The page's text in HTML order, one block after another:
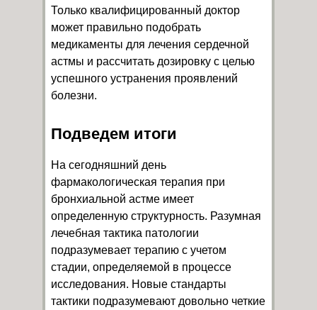
Только квалифицированный доктор
может правильно подобрать
медикаменты для лечения сердечной
астмы и рассчитать дозировку с целью
успешного устранения проявлений
болезни.
Подведем итоги
На сегодняшний день
фармакологическая терапия при
бронхиальной астме имеет
определенную структурность. Разумная
лечебная тактика патологии
подразумевает терапию с учетом
стадии, определяемой в процессе
исследования. Новые стандарты
тактики подразумевают довольно четкие